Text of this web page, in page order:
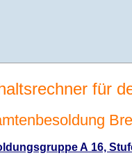
für
A 16,